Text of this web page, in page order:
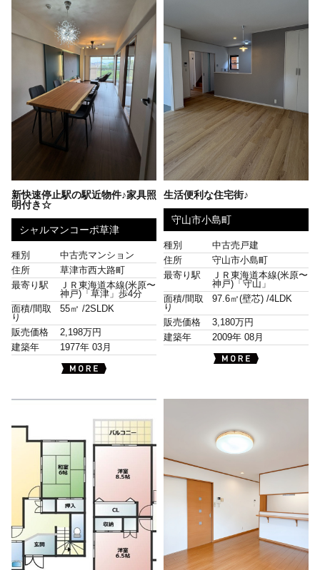
新快速停止駅の駅近物件♪家具照
明付き☆
シャルマンコーポ草津
種別
中古売マンション
住所
草津市西大路町
最寄り駅
ＪＲ東海道本線(米原〜
神戸)「草津」歩4分
面積/間取
り
55㎡ /2SLDK
販売価格
2,198万円
建築年
1977年 03月
生活便利な住宅街♪
守山市小島町
種別
中古売戸建
住所
守山市小島町
最寄り駅
ＪＲ東海道本線(米原〜
神戸)「守山」
面積/間取
り
97.6㎡(壁芯) /4LDK
販売価格
3,180万円
建築年
2009年 08月